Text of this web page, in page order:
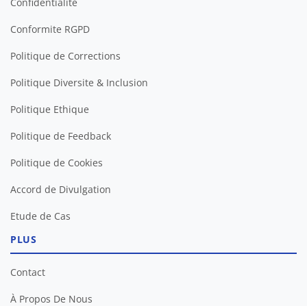
Conformite RGPD
Politique de Corrections
Politique Diversite & Inclusion
Politique Ethique
Politique de Feedback
Politique de Cookies
Accord de Divulgation
Etude de Cas
PLUS
Contact
À Propos De Nous